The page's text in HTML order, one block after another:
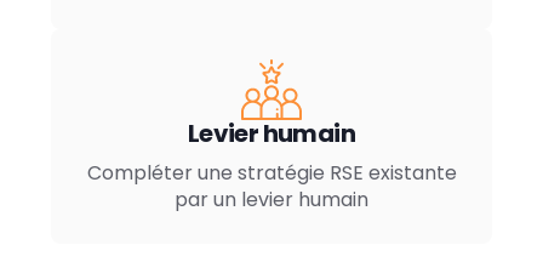
Levier humain
Compléter une stratégie RSE existante
par un levier humain